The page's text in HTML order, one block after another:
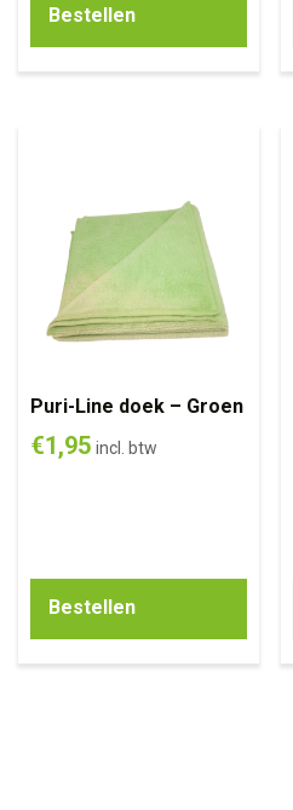
Bestellen
Puri-Line doek – Groen
€1,95 incl. btw
Bestellen